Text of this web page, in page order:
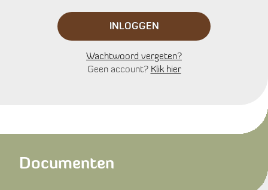
INLOGGEN
Wachtwoord vergeten?
Geen account? Klik hier
Documenten